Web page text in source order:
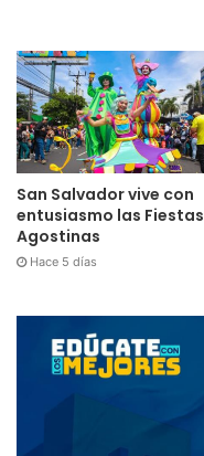
San Salvador vive con
entusiasmo las Fiestas
Agostinas
Hace 5 días